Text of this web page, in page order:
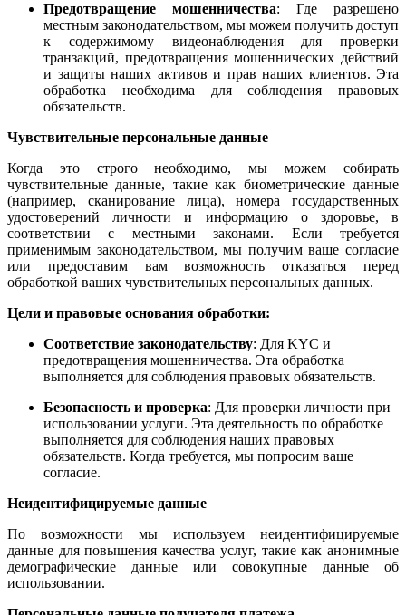
Предотвращение мошенничества: Где разрешено
местным законодательством, мы можем получить доступ
к содержимому видеонаблюдения для проверки
транзакций, предотвращения мошеннических действий
и защиты наших активов и прав наших клиентов. Эта
обработка необходима для соблюдения правовых
обязательств.
Чувствительные персональные данные
Когда это строго необходимо, мы можем собирать
чувствительные данные, такие как биометрические данные
(например, сканирование лица), номера государственных
удостоверений личности и информацию о здоровье, в
соответствии с местными законами. Если требуется
применимым законодательством, мы получим ваше согласие
или предоставим вам возможность отказаться перед
обработкой ваших чувствительных персональных данных.
Цели и правовые основания обработки:
Соответствие законодательству: Для KYC и
предотвращения мошенничества. Эта обработка
выполняется для соблюдения правовых обязательств.
Безопасность и проверка: Для проверки личности при
использовании услуги. Эта деятельность по обработке
выполняется для соблюдения наших правовых
обязательств. Когда требуется, мы попросим ваше
согласие.
Неидентифицируемые данные
По возможности мы используем неидентифицируемые
данные для повышения качества услуг, такие как анонимные
демографические данные или совокупные данные об
использовании.